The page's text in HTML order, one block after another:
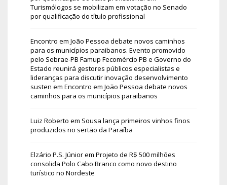
Turismólogos se mobilizam em votação no Senado
por qualificação do título profissional
Encontro em João Pessoa debate novos caminhos
para os municípios paraibanos. Evento promovido
pelo Sebrae-PB Famup Fecomércio PB e Governo do
Estado reunirá gestores públicos especialistas e
lideranças para discutir inovação desenvolvimento
susten em Encontro em João Pessoa debate novos
caminhos para os municípios paraibanos
Luiz Roberto em Sousa lança primeiros vinhos finos
produzidos no sertão da Paraíba
Elzário P.S. Júniorem Projeto de R$ 500 milhões
consolida Polo Cabo Branco como novo destino
turístico no Nordeste